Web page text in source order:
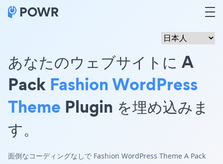
あなたのウェブサイトに A
Pack Fashion WordPress
Theme Plugin を埋め込みま
す。
面倒なコーディングなしで Fashion WordPress Theme A Pack